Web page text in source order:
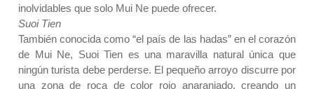
inolvidables que solo Mui Ne puede ofrecer.
Suoi Tien
También conocida como “el país de las hadas” en el corazón
de Mui Ne, Suoi Tien es una maravilla natural única que
ningún turista debe perderse. El pequeño arroyo discurre por
una zona de roca de color rojo anaranjado, creando un